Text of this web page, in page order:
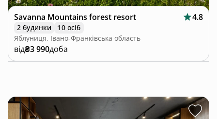
Savanna Mountains forest resort 4.8
2 будинки
10 осіб
Яблуниця, Івано-Франківська область
від₴3 990доба